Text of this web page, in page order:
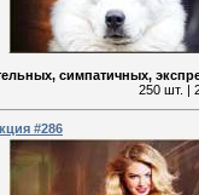
симпатичных,
250 шт. |
#286